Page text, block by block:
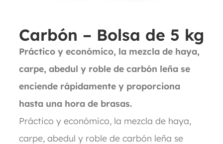
Carbón – Bolsa de 5 kg
Práctico y económico, la mezcla de haya,
carpe, abedul y roble de carbón leña se
enciende rápidamente y proporciona
hasta una hora de brasas.
Práctico y económico, la mezcla de haya,
carpe, abedul y roble de carbón leña se